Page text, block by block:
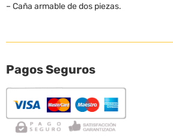
– Caña armable de dos piezas.
Pagos Seguros